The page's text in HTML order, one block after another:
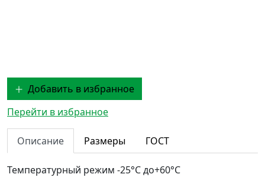
Добавить в избранное
Перейти в избранное
Описание Размеры ГОСТ
Температурный режим -25°С до+60°С